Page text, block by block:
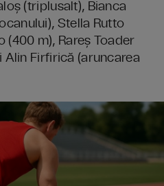
(triplusalt), Bianca
Stella Rutto
(400 m), Rareș Toader
Alin Firfirică (aruncarea